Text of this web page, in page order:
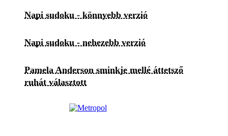
Napi sudoku - könnyebb verzió
Napi sudoku - nehezebb verzió
Pamela Anderson sminkje mellé áttetsző
ruhát választott